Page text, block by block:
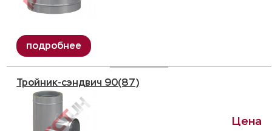
Тройник-сэндвич 90(87)